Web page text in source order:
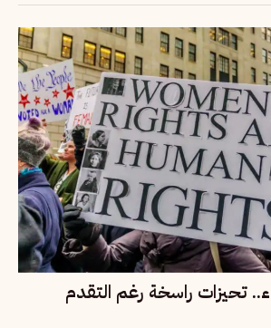
تحيزات راسخة رغم التقدم